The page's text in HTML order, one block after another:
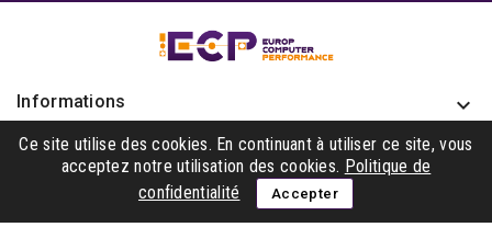
Informations keyboard_arrow_down
Produits 
Notre société
Ce site utilise des cookies. En continuant à utiliser ce site, vous
acceptez notre utilisation des cookies. Politique de
confidentialité
Accepter
